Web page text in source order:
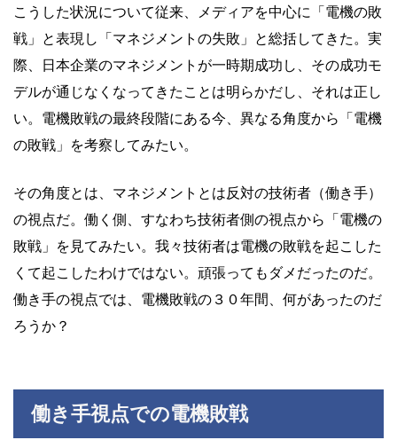
こうした状況について従来、メディアを中心に「電機の敗
戦」と表現し「マネジメントの失敗」と総括してきた。実
際、日本企業のマネジメントが一時期成功し、その成功モ
デルが通じなくなってきたことは明らかだし、それは正し
い。電機敗戦の最終段階にある今、異なる角度から「電機
の敗戦」を考察してみたい。
その角度とは、マネジメントとは反対の技術者（働き手）
の視点だ。働く側、すなわち技術者側の視点から「電機の
敗戦」を見てみたい。我々技術者は電機の敗戦を起こした
くて起こしたわけではない。頑張ってもダメだったのだ。
働き手の視点では、電機敗戦の３０年間、何があったのだ
ろうか？
働き手視点での電機敗戦